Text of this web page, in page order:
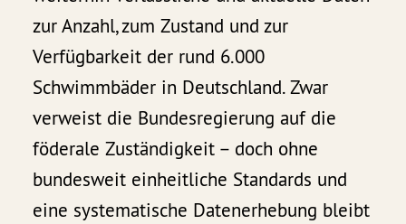
zur Anzahl, zum Zustand und zur
Verfügbarkeit der rund 6.000
Schwimmbäder in Deutschland. Zwar
verweist die Bundesregierung auf die
föderale Zuständigkeit – doch ohne
bundesweit einheitliche Standards und
eine systematische Datenerhebung bleibt